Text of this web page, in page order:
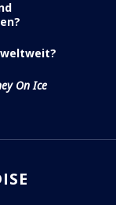
On Ice